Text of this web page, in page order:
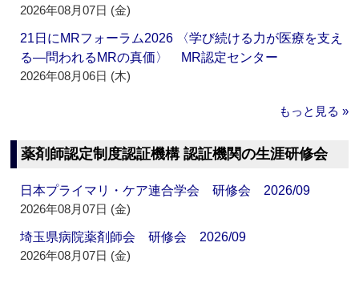
2026年08月07日 (金)
21日にMRフォーラム2026 〈学び続ける力が医療を支え
る―問われるMRの真価〉 MR認定センター
2026年08月06日 (木)
もっと見る »
薬剤師認定制度認証機構 認証機関の生涯研修会
日本プライマリ・ケア連合学会 研修会 2026/09
2026年08月07日 (金)
埼玉県病院薬剤師会 研修会 2026/09
2026年08月07日 (金)